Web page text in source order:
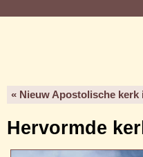
« Nieuw Apostolische kerk
Hervormde